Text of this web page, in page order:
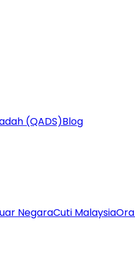
(QADS)Blog
NegaraCuti Malaysia